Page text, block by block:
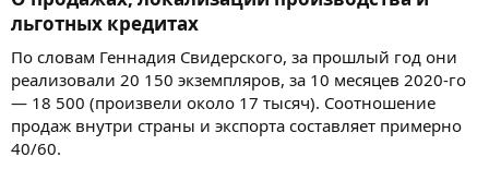
льготных кредитах
По словам Геннадия Свидерского, за прошлый год они
реализовали 20 150 экземпляров, за 10 месяцев 2020-го
— 18 500 (произвели около 17 тысяч). Соотношение
продаж внутри страны и экспорта составляет примерно
40/60.